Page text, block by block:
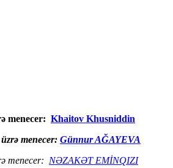
menecer: Khaitov Khusniddin
menecer: Günnur AĞAYEVA
menecer: NƏZAKƏT EMİNQIZI